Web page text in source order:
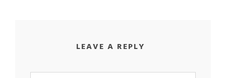
LEAVE A REPLY